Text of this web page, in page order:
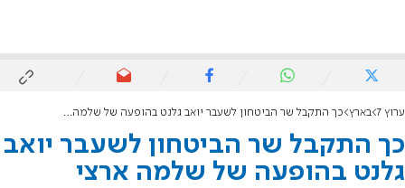
ערוץ 7 בארץ כך התקבל שר הביטחון לשעבר יואב גלנט בהופעה של שלמה ארצי
כך התקבל שר הביטחון לשעבר יואב
גלנט בהופעה של שלמה ארצי